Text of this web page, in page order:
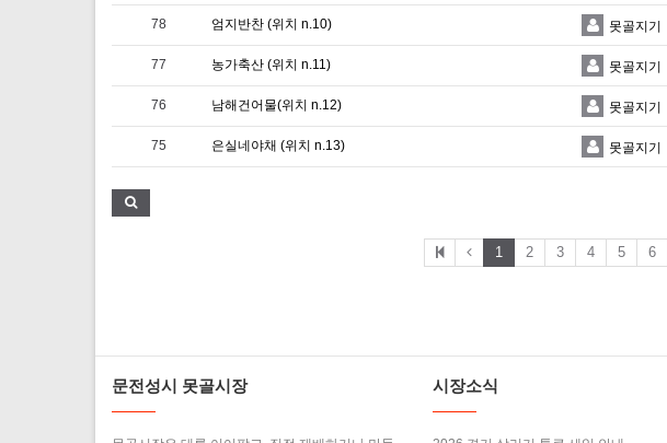
78 엄지반찬 (위치 n.10) 못골지기
77 농가축산 (위치 n.11) 못골지기
76 남해건어물(위치 n.12) 못골지기
75 은실네야채 (위치 n.13) 못골지기
1 2 3 4 5 6
문전성시 못골시장 시장소식